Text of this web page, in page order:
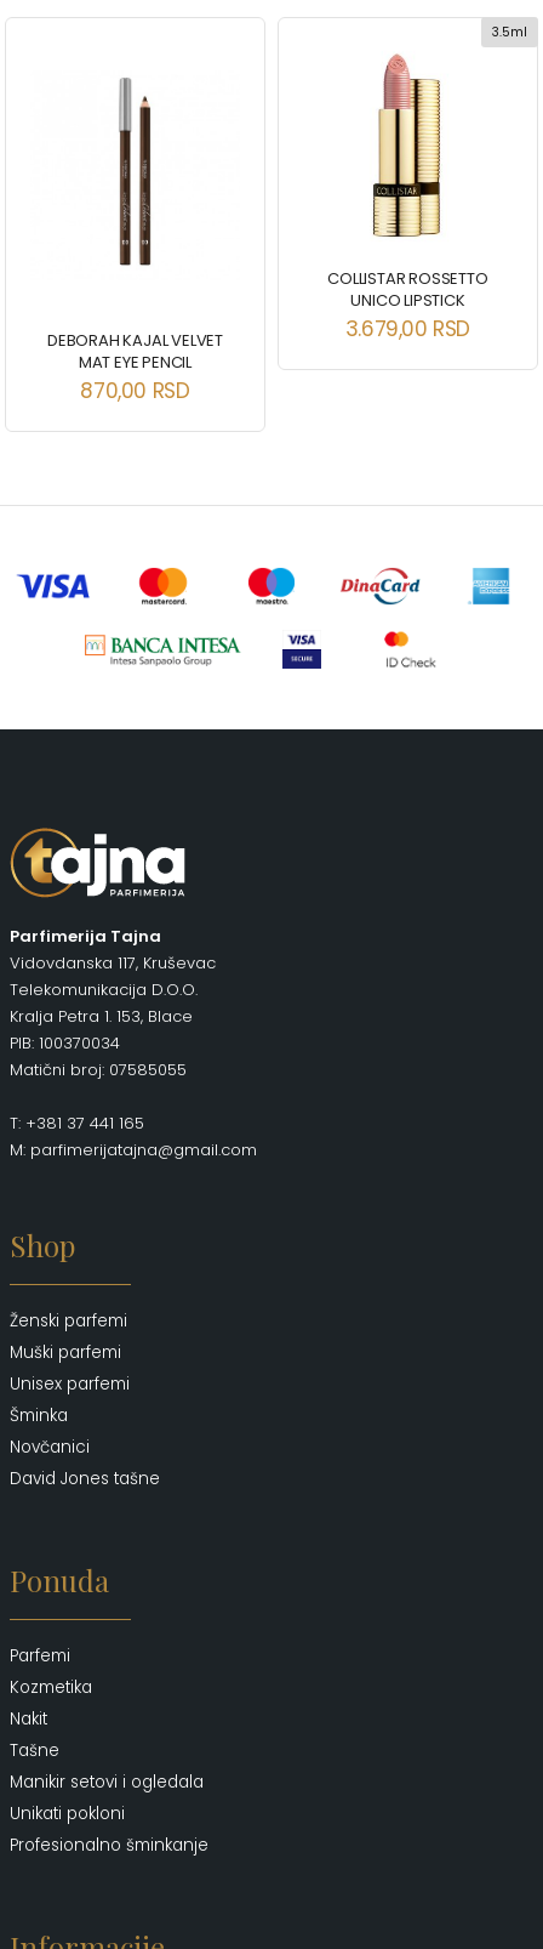
DEBORAH KAJAL VELVET
MAT EYE PENCIL
870,00 RSD
3.5ml
COLLISTAR ROSSETTO
UNICO LIPSTICK
3.679,00 RSD
Parfimerija Tajna
Vidovdanska 117, Kruševac
Telekomunikacija D.O.O.
Kralja Petra 1. 153, Blace
PIB: 100370034
Matični broj: 07585055
T: +381 37 441 165
M: parfimerijatajna@gmail.com
Shop
Ženski parfemi
Muški parfemi
Unisex parfemi
Šminka
Novčanici
David Jones tašne
Ponuda
Parfemi
Kozmetika
Nakit
Tašne
Manikir setovi i ogledala
Unikati pokloni
Profesionalno šminkanje